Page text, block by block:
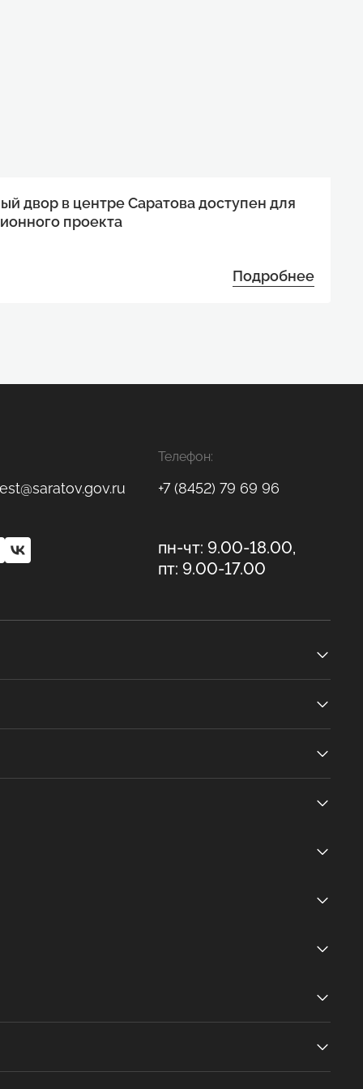
двор в центре Саратова доступен для
проекта
Подробнее
Телефон:
+7 (8452) 79 69 96
пн-чт: 9.00-18.00,
пт: 9.00-17.00